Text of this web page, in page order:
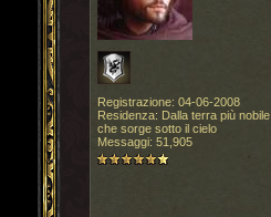
Registrazione: 04-06-2008
Residenza: Dalla terra più nobile
che sorge sotto il cielo
Messaggi: 51,905